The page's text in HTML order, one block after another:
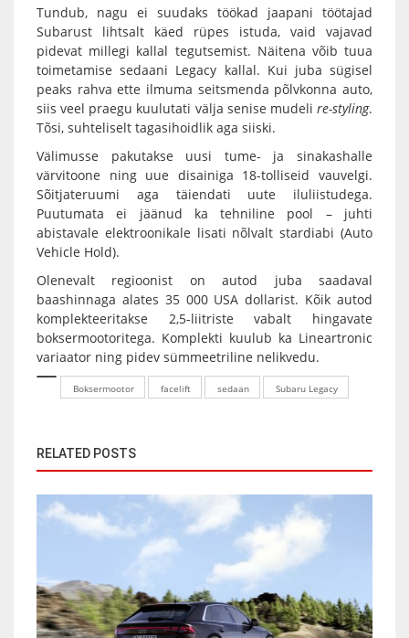
Tundub, nagu ei suudaks töökad jaapani töötajad
Subarust lihtsalt käed rüpes istuda, vaid vajavad
pidevat millegi kallal tegutsemist. Näitena võib tuua
toimetamise sedaani Legacy kallal. Kui juba sügisel
peaks rahva ette ilmuma seitsmenda põlvkonna auto,
siis veel praegu kuulutati välja senise mudeli re-styling.
Tõsi, suhteliselt tagasihoidlik aga siiski.
Välimusse pakutakse uusi tume- ja sinakashalle
värvitoone ning uue disainiga 18-tolliseid vauvelgi.
Sõitjateruumi aga täiendati uute iluliistudega.
Puutumata ei jäänud ka tehniline pool – juhti
abistavale elektroonikale lisati nõlvalt stardiabi (Auto
Vehicle Hold).
Olenevalt regioonist on autod juba saadaval
baashinnaga alates 35 000 USA dollarist. Kõik autod
komplekteeritakse 2,5-liitriste vabalt hingavate
boksermootoritega. Komplekti kuulub ka Lineartronic
variaator ning pidev sümmeetriline nelikvedu.
Boksermootor facelift sedaan Subaru Legacy
RELATED POSTS